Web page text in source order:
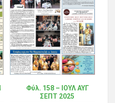
Φύλ. 158 – ΙΟΥΛ ΑΥΓ
ΣΕΠΤ 2025